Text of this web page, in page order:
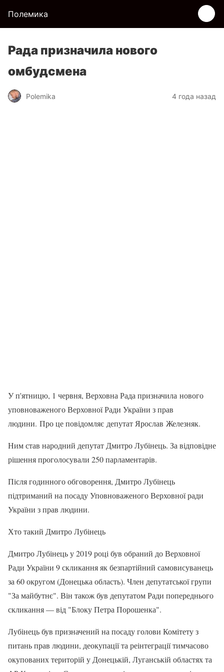
Полемика
Рада призначила нового
омбудсмена
Polemika 4 года назад
У п'ятницю, 1 червня, Верховна Рада призначила нового
уповноваженого Верховної Ради України з прав
людини. Про це повідомляє депутат Ярослав Железняк.
Ним став народний депутат Дмитро Лубінець. За відповідне
рішення проголосували 250 парламентарів.
Після годинного обговорення, Дмитро Лубінець
підтриманий на посаду Уповноваженого Верховної ради
України з прав людини.
Хто такий Дмитро Лубінець
Дмитро Лубінець у 2019 році був обраний до Верховної
Ради України 9 скликання як безпартійний самовисуванець
за 60 округом (Донецька область). Член депутатської групи
"За майбутнє". Він також був депутатом Ради попереднього
скликання — від "Блоку Петра Порошенка".
Лубінець був призначений на посаду голови Комітету з
питань прав людини, деокупації та реінтеграції тимчасово
окупованих територій у Донецькій, Луганській областях та